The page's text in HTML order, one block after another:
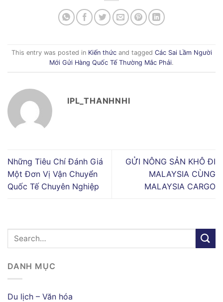
This entry was posted in Kiến thứcand tagged Các Sai Lầm Người
Mới Gửi Hàng Quốc Tế Thường Mắc Phải.
IPL_THANHNHI
Những Tiêu Chí Đánh Giá
Một Đơn Vị Vận Chuyển
Quốc Tế Chuyên Nghiệp
GỬI NÔNG SẢN KHÔ ĐI
MALAYSIA CÙNG
MALAYSIA CARGO
DANH MỤC
Du lịch – Văn hóa